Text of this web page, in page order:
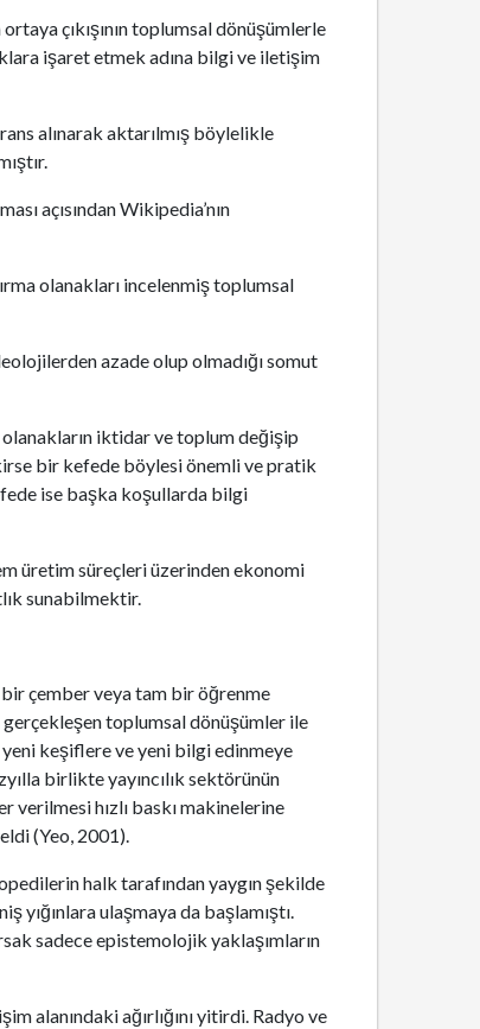
çıkışının toplumsal dönüşümlerle
işaret etmek adına bilgi ve iletişim
alınarak aktarılmış böylelikle
açısından Wikipedia’nın
olanakları incelenmiş toplumsal
azade olup olmadığı somut
iktidar ve toplum değişip
bir kefede böylesi önemli ve pratik
ise başka koşullarda bilgi
üretim süreçleri üzerinden ekonomi
sunabilmektir.
çember veya tam bir öğrenme
gerçekleşen toplumsal dönüşümler ile
keşiflere ve yeni bilgi edinmeye
birlikte yayıncılık sektörünün
verilmesi hızlı baskı makinelerine
(Yeo, 2001).
halk tarafından yaygın şekilde
yığınlara ulaşmaya da başlamıştı.
sadece epistemolojik yaklaşımların
alanındaki ağırlığını yitirdi. Radyo ve